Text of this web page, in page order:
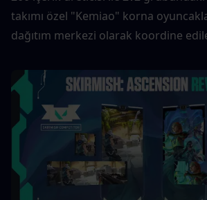
takımı özel "Kemiao" korna
dağıtım merkezi olarak koordine